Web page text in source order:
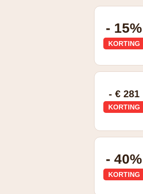
- 15%
KORTING
- € 281
KORTING
- 40%
KORTING